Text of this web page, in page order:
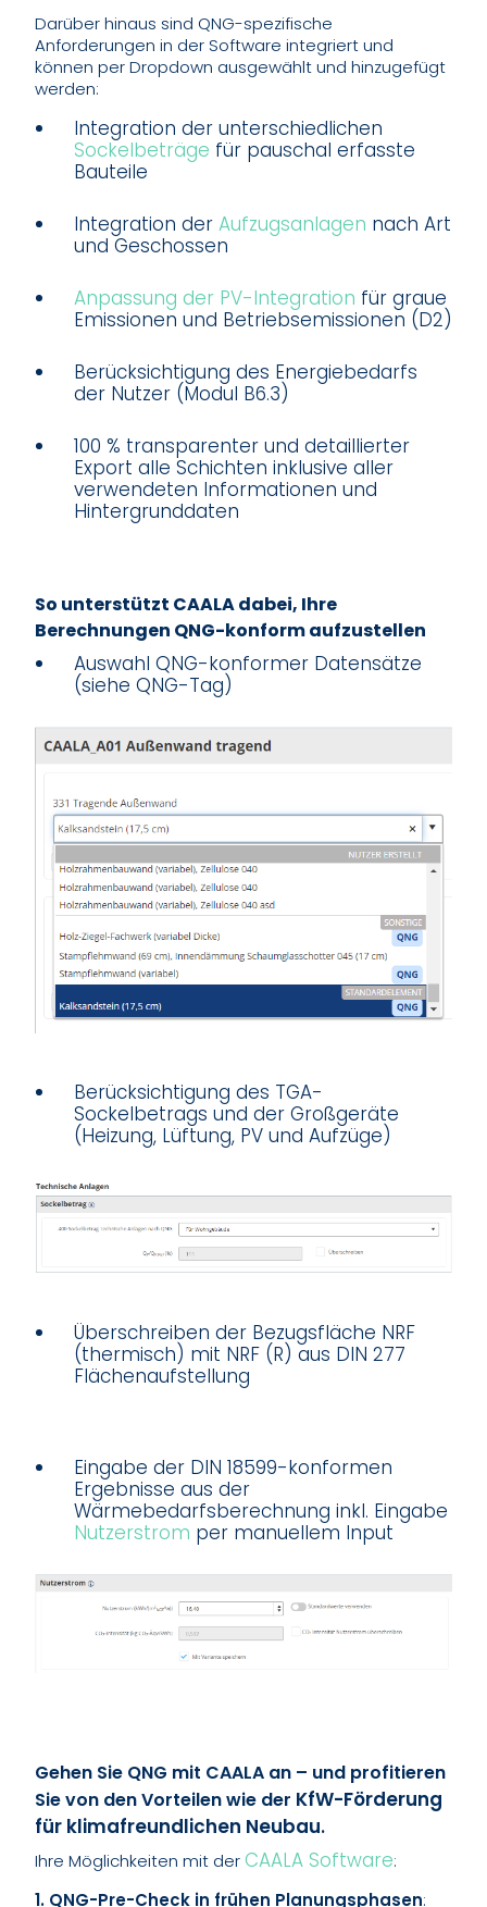
Darüber hinaus sind QNG-spezifische
Anforderungen in der Software integriert und
können per Dropdown ausgewählt und hinzugefügt
werden:
Integration der unterschiedlichen
Sockelbeträge für pauschal erfasste
Bauteile
Integration der Aufzugsanlagen nach Art
und Geschossen
Anpassung der PV-Integration für graue
Emissionen und Betriebsemissionen (D2)
Berücksichtigung des Energiebedarfs
der Nutzer (Modul B6.3)
100 % transparenter und detaillierter
Export alle Schichten inklusive aller
verwendeten Informationen und
Hintergrunddaten
So unterstützt CAALA dabei, Ihre
Berechnungen QNG-konform aufzustellen
Auswahl QNG-konformer Datensätze
(siehe QNG-Tag)
Berücksichtigung des TGA-
Sockelbetrags und der Großgeräte
(Heizung, Lüftung, PV und Aufzüge)
Überschreiben der Bezugsfläche NRF
(thermisch) mit NRF (R) aus DIN 277
Flächenaufstellung
Eingabe der DIN 18599-konformen
Ergebnisse aus der
Wärmebedarfsberechnung inkl. Eingabe
Nutzerstrom per manuellem Input
Gehen Sie QNG mit CAALA an – und profitieren
Sie von den Vorteilen wie der KfW-Förderung
für klimafreundlichen Neubau.
Ihre Möglichkeiten mit derCAALA Software:
1. QNG-Pre-Check in frühen Planungsphasen: